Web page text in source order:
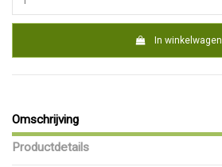
In winkelwagen
Omschrijving
Productdetails